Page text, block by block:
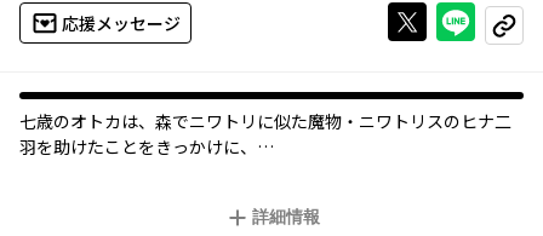
応援メッセージ Xで投稿する
ライン
コピー
七歳のオトカは、森でニワトリに似た魔物・ニワトリスのヒナ二
羽を助けたことをきっかけに、
しかし現実は、貧乏な大家族。詳細情報